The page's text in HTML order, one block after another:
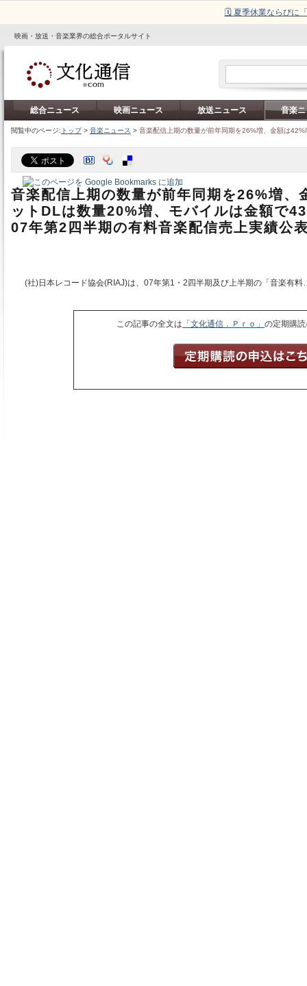
🗓️ 夏季休業ならびに
映画・放送・音楽業界の総合ポータルサイト
総合ニュース 映画ニュース 放送ニュース 音楽
閲覧中のページ: トップ> 音楽ニュース > 音楽配信上期の数量が前年同期を26%増、金額は
音楽配信上期の数量が前年同期を26%増、
ットDLは数量20%増、モバイルは金額で
07年第2四半期の有料音楽配信売上実績公
(社)日本レコード協会(RIAJ)は、07年第1・2四半期及び上半期の「音楽有
この記事の全文は 「文化通信．Ｐｒｏ」の定期購